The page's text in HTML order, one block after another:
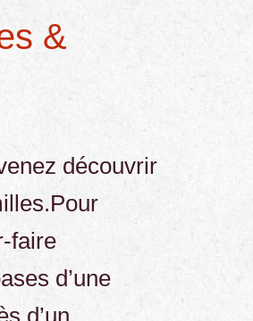
&
découvrir
faire
d’une
d’un